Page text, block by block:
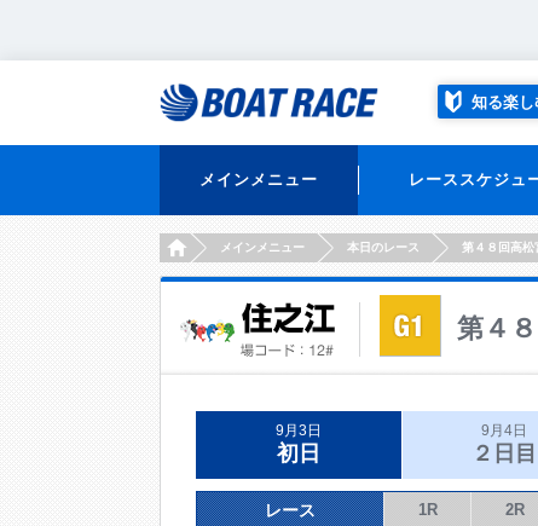
知る楽し
メインメニュー レーススケジュ
HOMEメインメニュー 本日のレース 第４８回高松
第４
9月3日
初日
9月4日
２日目
レース 1R 2R